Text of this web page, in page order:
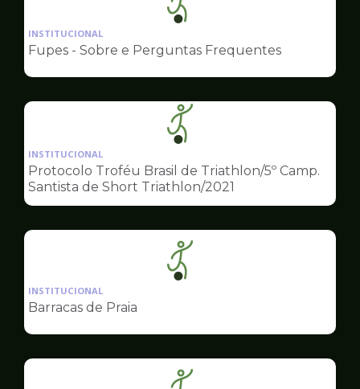
Ilustração
da
pagina
Esportes
INSTITUCIONAL
Fupes - Sobre e Perguntas Frequentes
Ilustração
da
pagina
de
Esportes
INSTITUCIONAL
Protocolo Troféu Brasil de Triathlon/5º Camp.
Santista de Short Triathlon/2021
Ilustração
da
Esportes
INSTITUCIONAL
Barracas de Praia